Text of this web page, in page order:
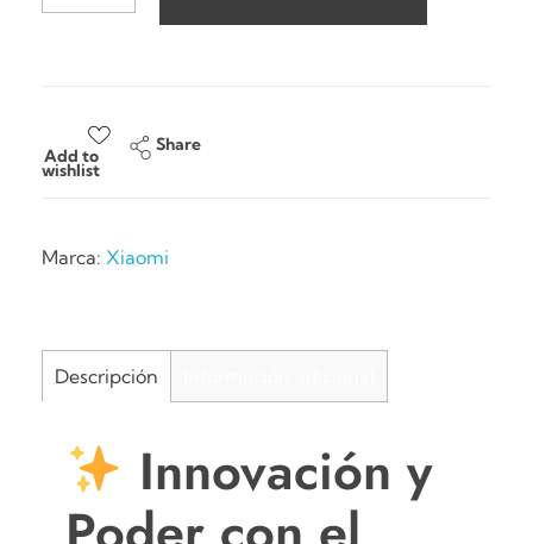
Add to
wishlist
Share
Marca: Xiaomi
Descripción
Innovación y